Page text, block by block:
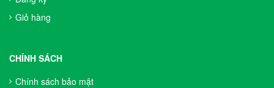
Giỏ hàng
CHÍNH SÁCH
Chính sách bảo mật